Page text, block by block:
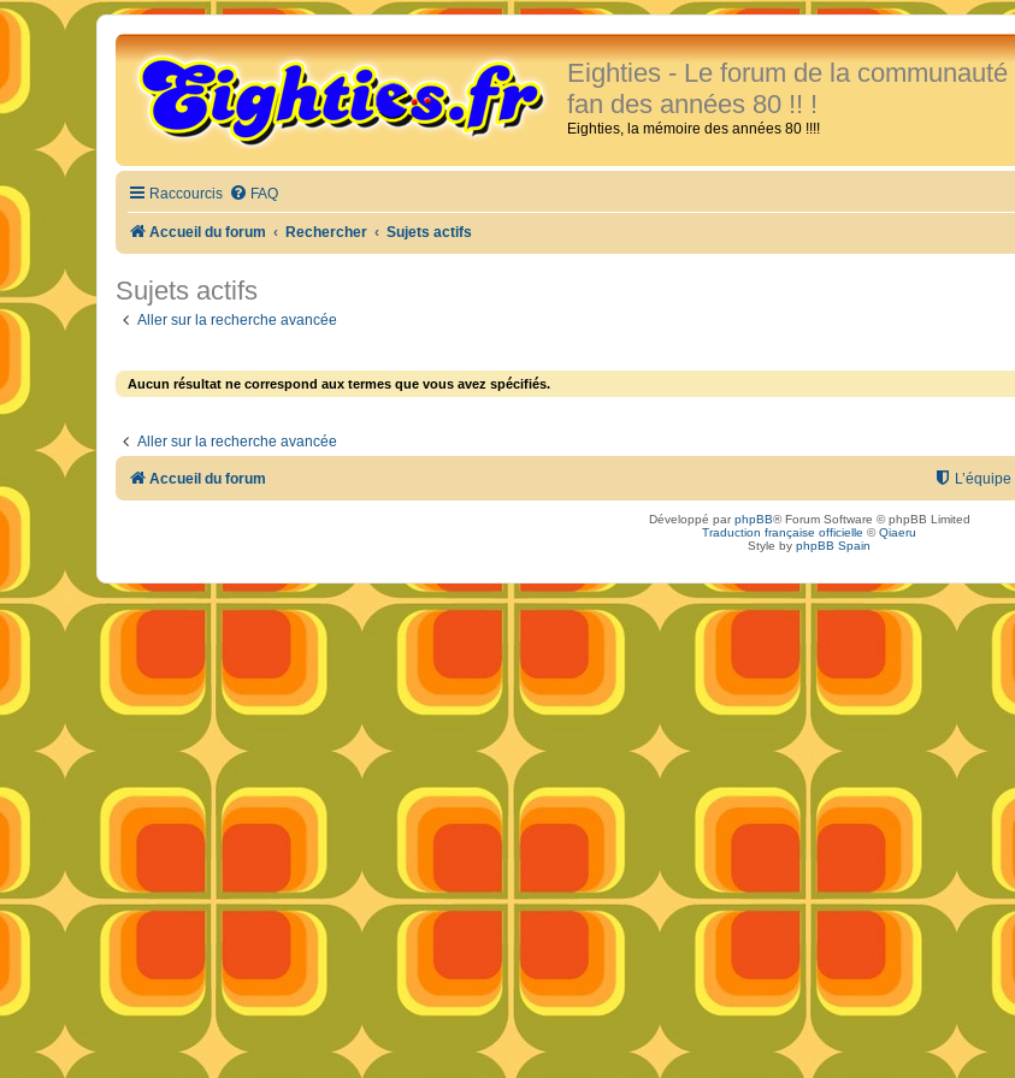
Eighties - Le forum de la communauté
fan des années 80 !! !
Eighties, la mémoire des années 80 !!!!
Raccourcis FAQ
Accueil du forum Rechercher Sujets actifs
Sujets actifs
Aller sur la recherche avancée
Aucun résultat ne correspond aux termes que vous avez spécifiés.
Aller sur la recherche avancée
Accueil du forum L’équipe
Développé parphpBB® Forum Software © phpBB Limited
Traduction française officielle ©Qiaeru
Style by phpBB Spain